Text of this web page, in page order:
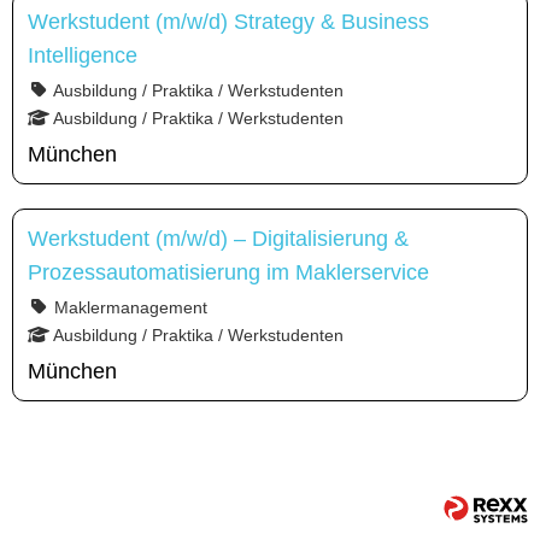
Werkstudent (m/w/d) Strategy & Business
Intelligence
Ausbildung / Praktika / Werkstudenten
Ausbildung / Praktika / Werkstudenten
München
Werkstudent (m/w/d) – Digitalisierung &
Prozessautomatisierung im Maklerservice
Maklermanagement
Ausbildung / Praktika / Werkstudenten
München